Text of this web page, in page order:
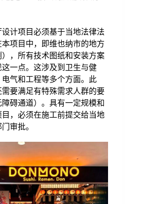
设计项目必须基于当地法律法
项目中，即维也纳市的地方
，所有技术图纸和安装方案
一点。这涉及到卫生与健
电气和工程等多个方面。此
要满足有特殊需求人群的要
碍通道）。具有一定规模和
目，必须在施工前提交给当地
审批。